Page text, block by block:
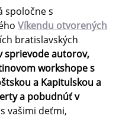
spoločne s
Víkendu otvorených
bratislavských
sprievode autorov,
workshope s
a Kapitulskou a
a pobudnúť v
s vašimi deťmi,